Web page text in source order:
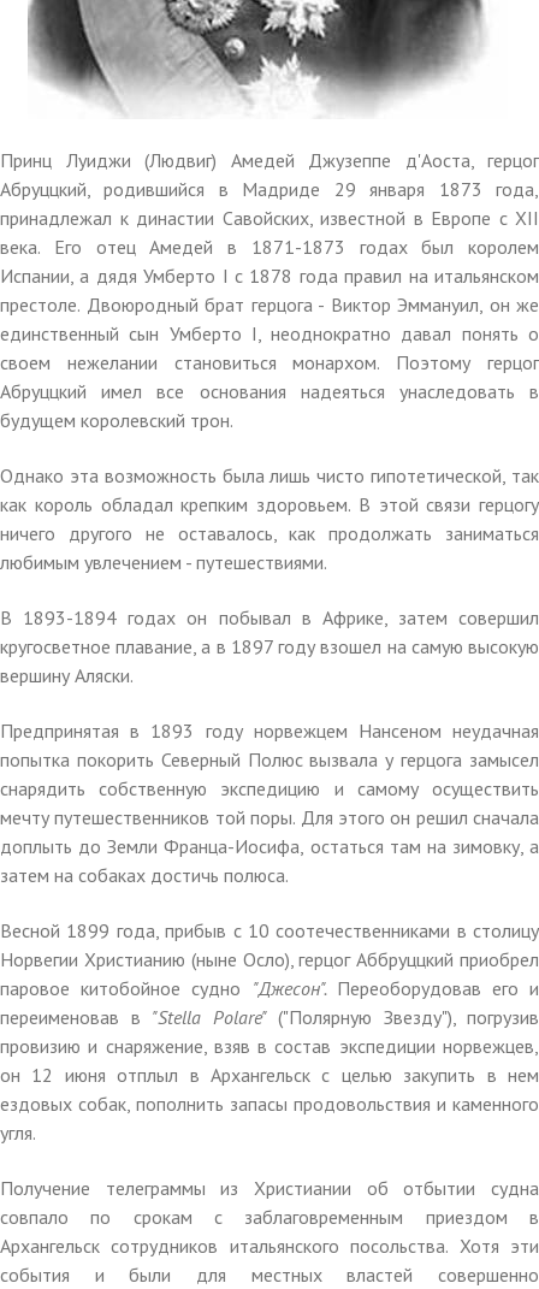
Принц Луиджи (Людвиг) Амедей Джузеппе д'Аоста, герцог
Абруццкий, родившийся в Мадриде 29 января 1873 года,
принадлежал к династии Савойских, известной в Европе с XII
века. Его отец Амедей в 1871-1873 годах был королем
Испании, а дядя Умберто I с 1878 года правил на итальянском
престоле. Двоюродный брат герцога - Виктор Эммануил, он же
единственный сын Умберто I, неоднократно давал понять о
своем нежелании становиться монархом. Поэтому герцог
Абруццкий имел все основания надеяться унаследовать в
будущем королевский трон.
Однако эта возможность была лишь чисто гипотетической, так
как король обладал крепким здоровьем. В этой связи герцогу
ничего другого не оставалось, как продолжать заниматься
любимым увлечением - путешествиями.
В 1893-1894 годах он побывал в Африке, затем совершил
кругосветное плавание, а в 1897 году взошел на самую высокую
вершину Аляски.
Предпринятая в 1893 году норвежцем Нансеном неудачная
попытка покорить Северный Полюс вызвала у герцога замысел
снарядить собственную экспедицию и самому осуществить
мечту путешественников той поры. Для этого он решил сначала
доплыть до Земли Франца-Иосифа, остаться там на зимовку, а
затем на собаках достичь полюса.
Весной 1899 года, прибыв с 10 соотечественниками в столицу
Норвегии Христианию (ныне Осло), герцог Аббруццкий приобрел
паровое китобойное судно "Джесон". Переоборудовав его и
переименовав в "Stella Polare"("Полярную Звезду"), погрузив
провизию и снаряжение, взяв в состав экспедиции норвежцев,
он 12 июня отплыл в Архангельск с целью закупить в нем
ездовых собак, пополнить запасы продовольствия и каменного
угля.
Получение телеграммы из Христиании об отбытии судна
совпало по срокам с заблаговременным приездом в
Архангельск сотрудников итальянского посольства. Хотя эти
события и были для местных властей совершенно